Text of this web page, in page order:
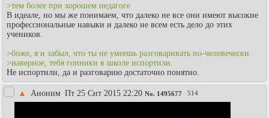
>тем более при хорошем педагоге
В идеале, но мы же понимаем, что далеко не все они имеют высокие
профессиональные навыки и далеко не всем есть дело до этих
учеников.
>боже, я и забыл, что ты не умеешь разговаривать по-человечески.
>наверное, тебя гопники в школе испортили.
Не испортили, да и разговарию достаточно понятно.
▲ Аноним Пт 25 Снт 2015 22:20 No. 1495677 514